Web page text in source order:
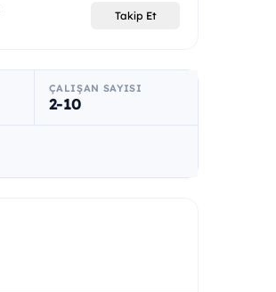
Takip Et
ÇALIŞAN SAYISI
2-10